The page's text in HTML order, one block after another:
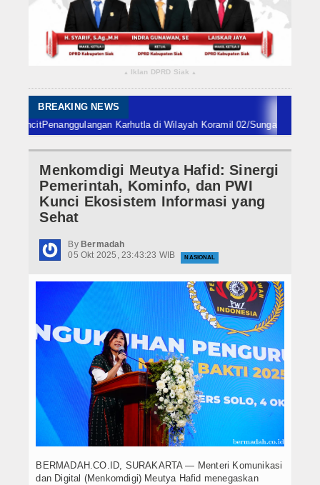
Indragiri Hulu
Kuansing
Siak
Nasional
Internasional
Iptek
Berita Foto
Budaya & Pariwisata
Olahraga
▴ Iklan DPRD Siak ▴
BREAKING NEWS
Penanggulangan Karhutla di Wilayah Koramil 02/Sungai Apit, Sabtu 8
Menkomdigi Meutya Hafid: Sinergi
Pemerintah, Kominfo, dan PWI
Kunci Ekosistem Informasi yang
Sehat
By Bermadah
05 Okt 2025, 23:43:23 WIB
NASIONAL
BERMADAH.CO.ID, SURAKARTA — Menteri Komunikasi
dan Digital (Menkomdigi) Meutya Hafid menegaskan